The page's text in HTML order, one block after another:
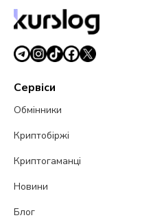
Сервіси
Обмінники
Криптобіржі
Криптогаманці
Новини
Блог